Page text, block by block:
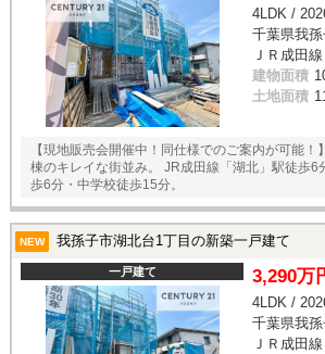
4LDK /
千葉県我
ＪＲ成田
建物面積
土地面積
【現地販売会開催中！同仕様でのご案内が可能！
棟のキレイな街並み。 JR成田線「湖北」駅徒歩6
歩6分・中学校徒歩15分。
NEW 我孫子市湖北台1丁目の新築一戸建て
一戸建て 3,290万
4LDK /
千葉県我
ＪＲ成田